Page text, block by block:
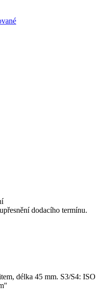
dodacího termínu.
délka 45 mm. S3/S4: ISO